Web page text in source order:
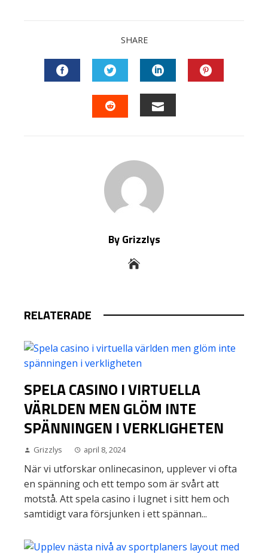
SHARE
FACEBOOKTWITTERLINKEDIN
By Grizzlys
RELATERADE
SPELA CASINO I VIRTUELLA
VÄRLDEN MEN GLÖM INTE
SPÄNNINGEN I VERKLIGHETEN
Grizzlys april 8, 2024
När vi utforskar onlinecasinon, upplever vi ofta
en spänning och ett tempo som är svårt att
motstå. Att spela casino i lugnet i sitt hem och
samtidigt vara försjunken i ett spännan...